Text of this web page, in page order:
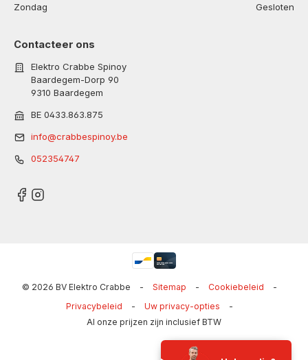
Zondag
Gesloten
Contacteer ons
Elektro Crabbe Spinoy
Baardegem-Dorp 90
9310 Baardegem
BE 0433.863.875
info@crabbespinoy.be
052354747
© 2026 BV Elektro Crabbe - Sitemap - Cookiebeleid
-
Privacybeleid
- Uw privacy-opties
-
Al onze prijzen zijn inclusief BTW